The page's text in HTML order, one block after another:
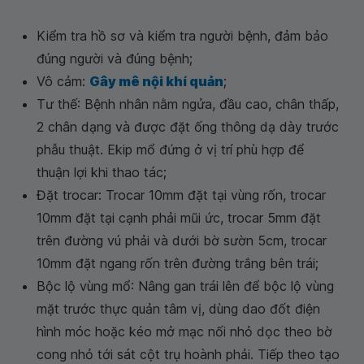
Kiểm tra hồ sơ và kiểm tra người bệnh, đảm bảo
đúng người và đúng bệnh;
Vô cảm: Gây mê nội khí quản;
Tư thế: Bệnh nhân nằm ngửa, đầu cao, chân thấp,
2 chân dạng và được đặt ống thông dạ dày trước
phẫu thuật. Ekip mổ đứng ở vị trí phù hợp để
thuận lợi khi thao tác;
Đặt trocar: Trocar 10mm đặt tại vùng rốn, trocar
10mm đặt tại cạnh phải mũi ức, trocar 5mm đặt
trên đường vú phải và dưới bờ sườn 5cm, trocar
10mm đặt ngang rốn trên đường trắng bên trái;
Bộc lộ vùng mổ: Nâng gan trái lên để bộc lộ vùng
mặt trước thực quản tâm vị, dùng dao đốt điện
hình móc hoặc kéo mở mạc nối nhỏ dọc theo bờ
cong nhỏ tới sát cột trụ hoành phải. Tiếp theo tạo